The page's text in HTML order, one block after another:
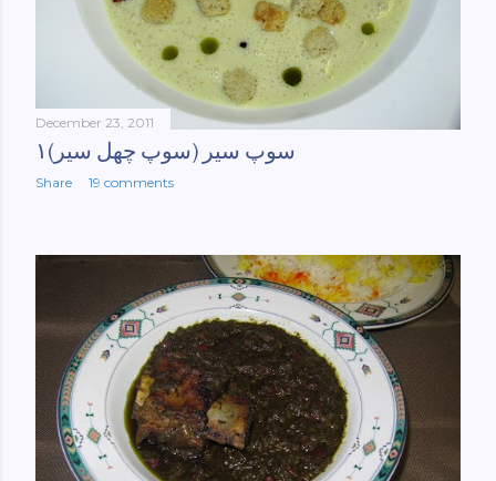
December 23, 2011
سوپ سیر (سوپ چهل سیر)۱
Share 19 comments